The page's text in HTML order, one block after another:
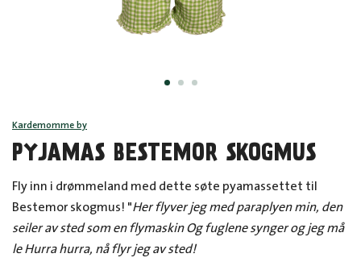
Kardemomme by
PYJAMAS BESTEMOR SKOGMUS
Fly inn i drømmeland med dette søte pyamassettet til
Bestemor skogmus! "Her flyver jeg med paraplyen min, den
seiler av sted som en flymaskin Og fuglene synger og jeg må
le Hurra hurra, nå flyr jeg av sted!